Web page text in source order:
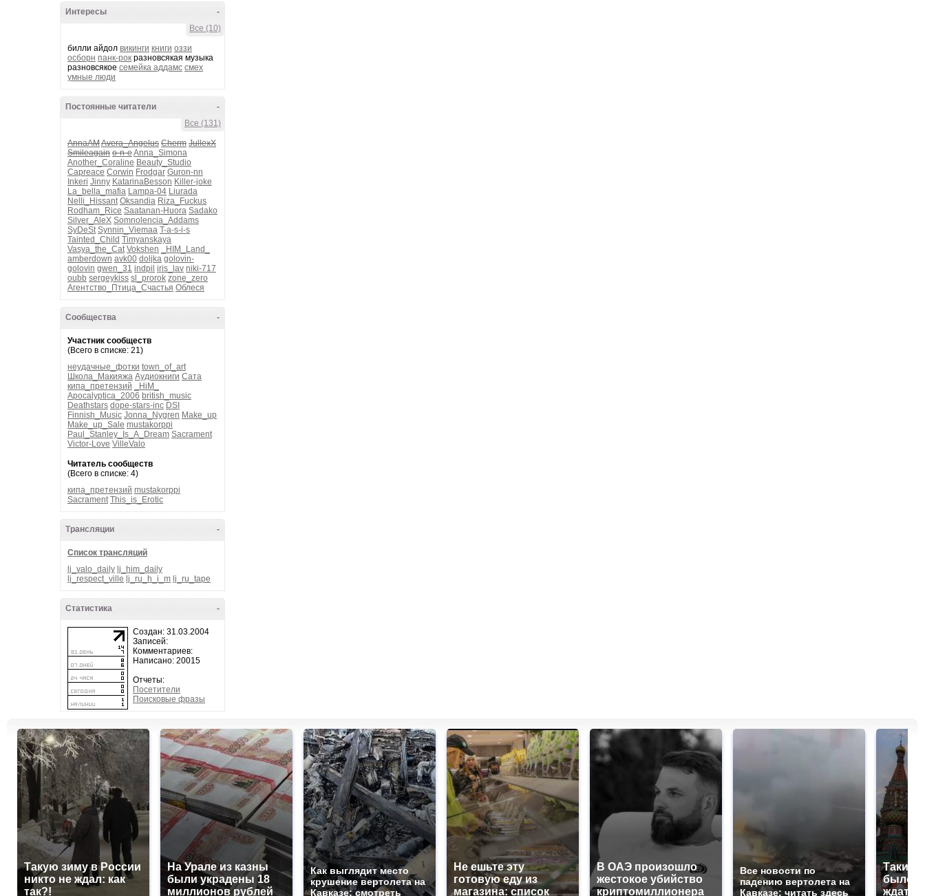
-
Интересы
Все (10)
билли айдол викинги книги оззи
осборн панк-рок разновсякая музыка
разновсякое семейка аддамс смех
умные люди
-
Постоянные читатели
Все (131)
AnnaAMAvera_Angelus Cherm JullexX
Smileagain o-n-eAnna_Simona
Another_Coraline Beauty_Studio
Capreace Corwin Frodgar Guron-nn
Inkeri Jinny KatarinaBesson Killer-joke
La_bella_mafia Lampa-04 Liurada
Nelli_Hissant Oksandia Riza_Fuckus
Rodham_Rice Saatanan-Huora Sadako
Silver_AleX Somnolencia_Addams
SyDeSt Synnin_Viemaa T-a-s-i-s
Tainted_Child Timyanskaya
Vasya_the_Cat Vokshen
_HIM_Land_
amberdown avk00 doljka golovin-
golovin gwen_31 indpil iris_lav niki-717
oubb sergeykiss sl_prorok zone_zero
Агентство_Птица_Счастья Облеся
-
Сообщества
Участник сообществ
(Всего в списке: 21)
неудачные_фотки town_of_art
Школа_Макияжа Аудиокниги Сата
кипа_претензий
_HiM_
Apocalyptica_2006 british_music
Deathstars dope-stars-inc DSI
Finnish_Music Jonna_Nygren Make_up
Make_up_Sale mustakorppi
Paul_Stanley_Is_A_Dream Sacrament
Victor-Love VilleValo
Читатель сообществ
(Всего в списке: 4)
кипа_претензий mustakorppi
Sacrament This_is_Erotic
-
Трансляции
Список трансляций
lj_valo_daily lj_him_daily
lj_respect_ville lj_ru_h_i_m lj_ru_tape
-
Статистика
Создан: 31.03.2004
Записей:
Комментариев:
Написано: 20015
Отчеты:
Посетители
Поисковые фразы
Такую зиму в России
никто не ждал: как
так?!
На Урале из казны
были украдены 18
миллионов рублей
Как выглядит место
крушение вертолета на
Кавказе: смотреть
Не ешьте эту
готовую еду из
магазина: список
В ОАЭ произошло
жестокое убийство
криптомиллионера
Все новости по
падению вертолета на
Кавказе: читать здесь
Таких
было с
ждать